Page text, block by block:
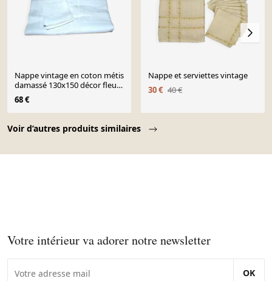
Voir d’autres produits similaires
Nappe vintage en coton métis
damassé 130x150 décor fleuri
monogramme médaillon BV +
10 serviettes *M
68 €
Nappe et serviettes vintage
30 € 40 €
Votre intérieur va adorer notre newsletter
OK